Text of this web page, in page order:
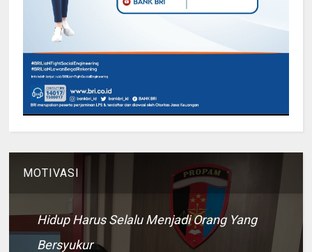
MOTIVASI
Hidup Harus Selalu Menjadi Orang Yang
Bersyukur